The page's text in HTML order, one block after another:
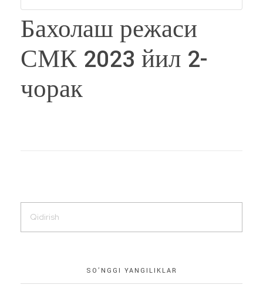
Бахолаш режаси
СМК 2023 йил 2-
чорак
SO’NGGI YANGILIKLAR